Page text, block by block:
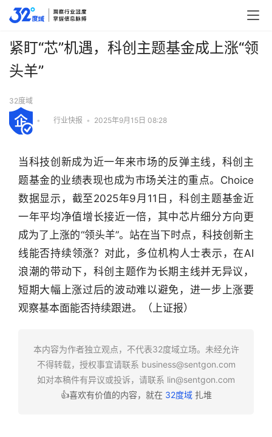
行
业
快
紧盯“芯”机遇，科创主题基金成上涨“领
头羊”
32度域
• 行业快报 • 2025年9月15日 08:28
当科技创新成为近一年来市场的反弹主线，科创主
题基金的业绩表现也成为市场关注的重点。Choice
数据显示，截至2025年9月11日，科创主题基金近
一年平均净值增长接近一倍，其中芯片细分方向更
成为了上涨的“领头羊”。站在当下时点，科技创新主
线能否持续领涨？对此，多位机构人士表示，在AI
浪潮的带动下，科创主题作为长期主线并无异议，
短期大幅上涨过后的波动难以避免，进一步上涨要
观察基本面能否持续跟进。（上证报）
本内容为作者独立观点，不代表32度域立场。未经允许
不得转载，授权事宜请联系 business@sentgon.com
如对本稿件有异议或投诉，请联系 lin@sentgon.com
👍喜欢有价值的内容，就在 32度域扎堆